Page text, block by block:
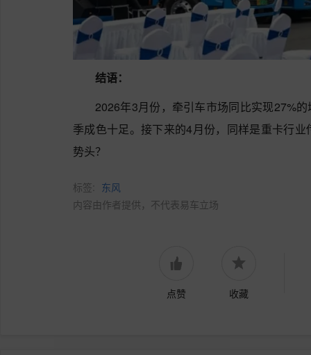
结语：
2026年3月份，牵引车市场同比实现27%
季成色十足。接下来的4月份，同样是重卡行
势头？
标签: 东风
内容由作者提供，不代表易车立场
点赞 收藏